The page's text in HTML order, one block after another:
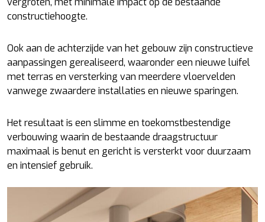
constructiehoogte.
Ook aan de achterzijde van het gebouw zijn constructieve
aanpassingen gerealiseerd, waaronder een nieuwe luifel
met terras en versterking van meerdere vloervelden
vanwege zwaardere installaties en nieuwe sparingen.
Het resultaat is een slimme en toekomstbestendige
verbouwing waarin de bestaande draagstructuur
maximaal is benut en gericht is versterkt voor duurzaam
en intensief gebruik.